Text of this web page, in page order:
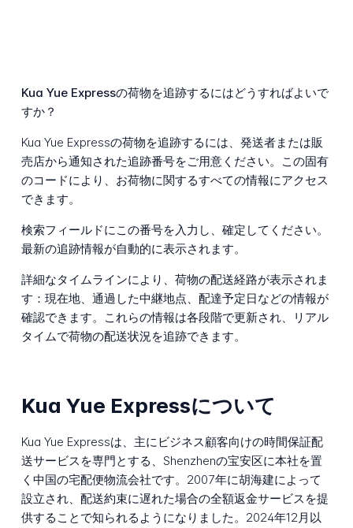
Kua Yue Expressの荷物を追跡するにはどうすればよいで
すか？
Kua Yue Expressの荷物を追跡するには、発送者または販
売店から通知された追跡番号をご用意ください。この固有
のコードにより、お荷物に関するすべての情報にアクセス
できます。
検索フィールドにこの番号を入力し、確定してください。
最新の追跡情報が自動的に表示されます。
詳細なタイムラインにより、荷物の配送経路が表示されま
す：現在地、通過した中継地点、配達予定日などの情報が
確認できます。これらの情報は各段階で更新され、リアル
タイムで荷物の配送状況を追跡できます。
Kua Yue Expressについて
Kua Yue Expressは、主にビジネス顧客向けの時間保証配
送サービスを専門とする、Shenzhenの宝安区に本社を置
く中国の宅配便物流会社です。2007年に胡海建によって
設立され、配送約束に遅れた場合の全額返金サービスを提
供することで知られるようになりました。2024年12月以